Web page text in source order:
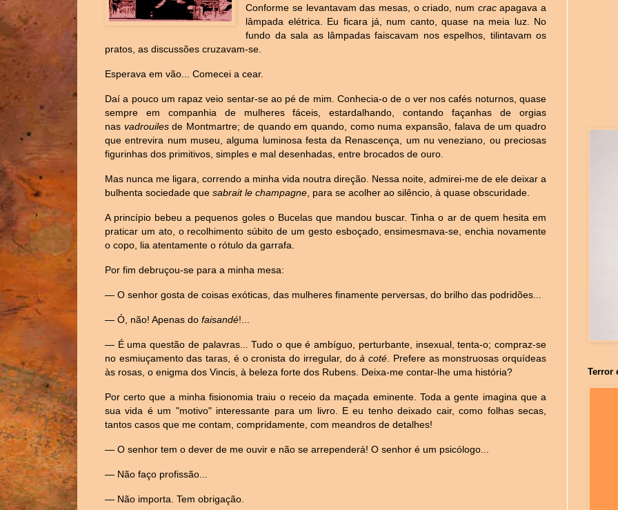
Conforme se levantavam das mesas, o criado, num cracapagava a
lâmpada elétrica. Eu ficara já, num canto, quase na meia luz. No
fundo da sala as lâmpadas faiscavam nos espelhos, tilintavam os
pratos, as discussões cruzavam-se.
Esperava em vão... Comecei a cear.
Daí a pouco um rapaz veio sentar-se ao pé de mim. Conhecia-o de o ver nos cafés noturnos, quase
sempre em companhia de mulheres fáceis, estardalhando, contando façanhas de orgias
nas vadrouilesde Montmartre; de quando em quando, como numa expansão, falava de um quadro
que entrevira num museu, alguma luminosa festa da Renascença, um nu veneziano, ou preciosas
figurinhas dos primitivos, simples e mal desenhadas, entre brocados de ouro.
Mas nunca me ligara, correndo a minha vida noutra direção. Nessa noite, admirei-me de ele deixar a
bulhenta sociedade que sabrait le champagne , para se acolher ao silêncio, à quase obscuridade.
A princípio bebeu a pequenos goles o Bucelas que mandou buscar. Tinha o ar de quem hesita em
praticar um ato, o recolhimento súbito de um gesto esboçado, ensimesmava-se, enchia novamente
o copo, lia atentamente o rótulo da garrafa.
Por fim debruçou-se para a minha mesa:
— O senhor gosta de coisas exóticas, das mulheres finamente perversas, do brilho das podridões...
— Ó, não! Apenas do faisandé!...
— É uma questão de palavras... Tudo o que é ambíguo, perturbante, insexual, tenta-o; compraz-se
no esmiuçamento das taras, é o cronista do irregular, doà coté . Prefere as monstruosas orquídeas
às rosas, o enigma dos Vincis, à beleza forte dos Rubens. Deixa-me contar-lhe uma história?
Por certo que a minha fisionomia traiu o receio da maçada eminente. Toda a gente imagina que a
sua vida é um "motivo" interessante para um livro. E eu tenho deixado cair, como folhas secas,
tantos casos que me contam, compridamente, com meandros de detalhes!
— O senhor tem o dever de me ouvir e não se arrependerá! O senhor é um psicólogo...
— Não faço profissão...
— Não importa. Tem obrigação.
Terror